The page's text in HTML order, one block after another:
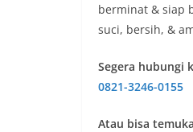
berminat & siap
suci, bersih, &
Segera hubungi
0821-3246-0155
Atau bisa